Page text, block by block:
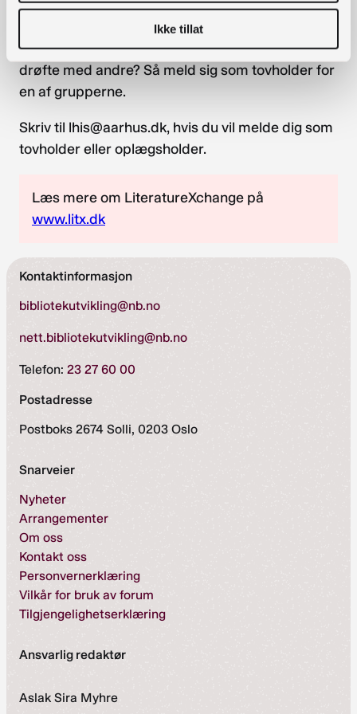
Ikke tillat
gruppe drøfter et særligt tema. Har du en idé
eller måske et konkret forslag til samarbejde på
tværs af de nordiske lande, som du gerne vil
drøfte med andre? Så meld sig som tovholder for
en af grupperne.
Skriv til lhis@aarhus.dk, hvis du vil melde dig som
tovholder eller oplægsholder.
Læs mere om LiteratureXchange på
www.litx.dk
Kontaktinformasjon
bibliotekutvikling@nb.no
nett.bibliotekutvikling@nb.no
Telefon: 23 27 60 00
Postadresse
Postboks 2674 Solli, 0203 Oslo
Snarveier
Nyheter
Arrangementer
Om oss
Kontakt oss
Personvernerklæring
Vilkår for bruk av forum
Tilgjengelighetserklæring
Ansvarlig redaktør
Aslak Sira Myhre